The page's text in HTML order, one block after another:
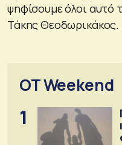
ψηφίσουμε όλοι αυτό
Τάκης Θεοδωρικάκος.
OT Weekend
1